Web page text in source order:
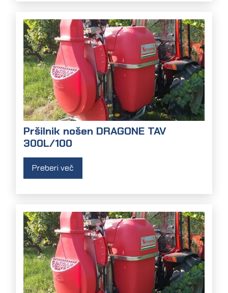
Pršilnik nošen DRAGONE TAV
300L/100
Preberi več